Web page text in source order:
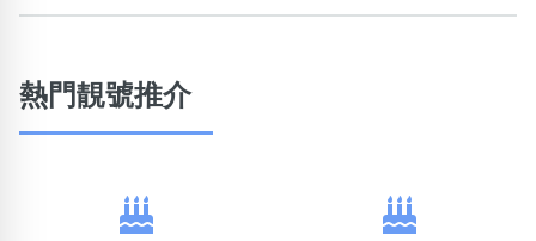
熱門靚號推介